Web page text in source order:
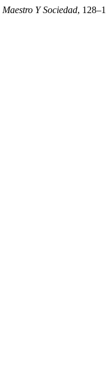
Maestro Y Sociedad,